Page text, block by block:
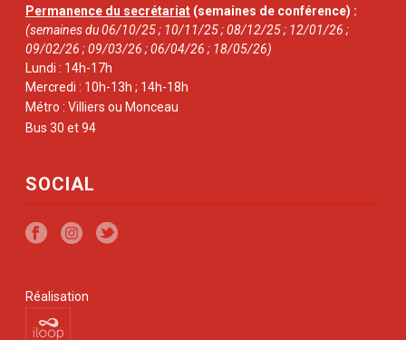
Permanence du secrétariat (semaines de conférence) :
(semaines du 06/10/25 ; 10/11/25 ; 08/12/25 ; 12/01/26 ;
09/02/26 ; 09/03/26 ; 06/04/26 ; 18/05/26)
Lundi : 14h-17h
Mercredi : 10h-13h ; 14h-18h
Métro : Villiers ou Monceau
Bus 30 et 94
SOCIAL
Réalisation